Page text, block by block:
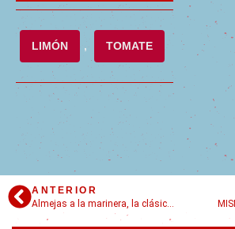
LIMÓN , TOMATE
ANTERIOR